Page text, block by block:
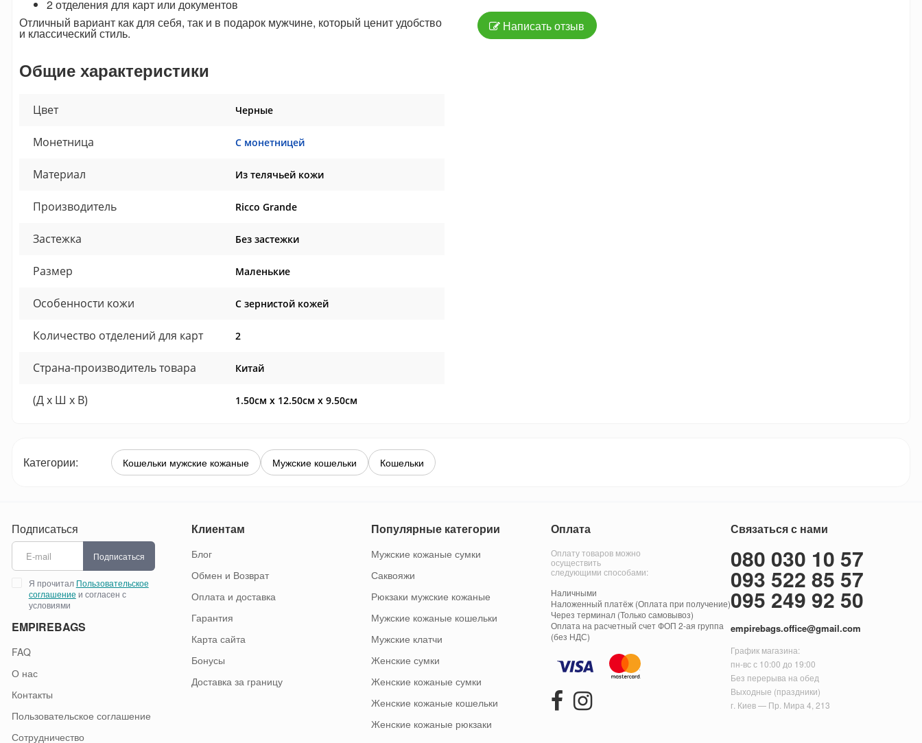
2 отделения для карт или документов
Отличный вариант как для себя, так и в подарок мужчине, который ценит удобство
и классический стиль.
Общие характеристики
Цвет Черные
Монетница С монетницей
Материал Из телячьей кожи
Производитель Ricco Grande
Застежка Без застежки
Размер Маленькие
Особенности кожи С зернистой кожей
Количество отделений для карт 2
Страна-производитель товара Китай
(Д x Ш x В) 1.50см x 12.50см x 9.50см
Написать отзыв
Категории: Кошельки мужские кожаные Мужские кошельки Кошельки
Подписаться
Подписаться
Я прочитал Пользовательское
соглашение и согласен с
условиями
EMPIREBAGS
FAQ
О нас
Контакты
Пользовательское соглашение
Сотрудничество
Клиентам
Блог
Обмен и Возврат
Оплата и доставка
Гарантия
Карта сайта
Бонусы
Доставка за границу
Популярные категории
Мужские кожаные сумки
Саквояжи
Рюкзаки мужские кожаные
Мужские кожаные кошельки
Мужские клатчи
Женские сумки
Женские кожаные сумки
Женские кожаные кошельки
Женские кожаные рюкзаки
Оплата
Оплату товаров можно
осуществить
следующими способами:
Наличными
Наложенный платёж (Оплата при получение)
Через терминал (Только самовывоз)
Оплата на расчетный счет ФОП 2-ая группа
(без НДС)
Связаться с нами
080 030 10 57
093 522 85 57
095 249 92 50
empirebags.office@gmail.com
График магазина:
пн-вс с 10:00 до 19:00
Без перерыва на обед
Выходные (праздники)
г. Киев — Пр. Мира 4, 213